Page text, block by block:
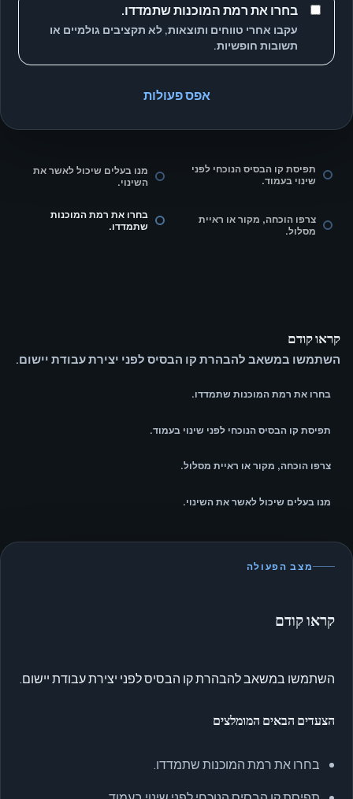
בחרו את רמת המוכנות שתמדדו.
עקבו אחרי טווחים ותוצאות, לא תקציבים גולמיים או
תשובות חופשיות.
אפס פעולות
תפיסת קו הבסיס הנוכחי לפני
שינוי בעמוד.
מנו בעלים שיכול לאשר את
השינוי.
צרפו הוכחה, מקור או ראיית
מסלול.
בחרו את רמת המוכנות
שתמדדו.
קראו קודם
השתמשו במשאב להבהרת קו הבסיס לפני יצירת עבודת יישום.
בחרו את רמת המוכנות שתמדדו.
תפיסת קו הבסיס הנוכחי לפני שינוי בעמוד.
צרפו הוכחה, מקור או ראיית מסלול.
מנו בעלים שיכול לאשר את השינוי.
מצב הפעולה
קראו קודם
השתמשו במשאב להבהרת קו הבסיס לפני יצירת עבודת יישום.
הצעדים הבאים המומלצים
בחרו את רמת המוכנות שתמדדו.